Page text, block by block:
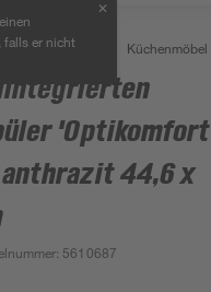
, falls er nicht
✕
/ Küche Küchenmöbel
'Optikomfort
44,6 x
: 5610687